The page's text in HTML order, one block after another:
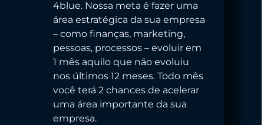
4blue. Nossa meta é fazer uma
área estratégica da sua empresa
– como finanças, marketing,
pessoas, processos – evoluir em
1 mês aquilo que não evoluiu
nos últimos 12 meses. Todo mês
você terá 2 chances de acelerar
uma área importante da sua
empresa.